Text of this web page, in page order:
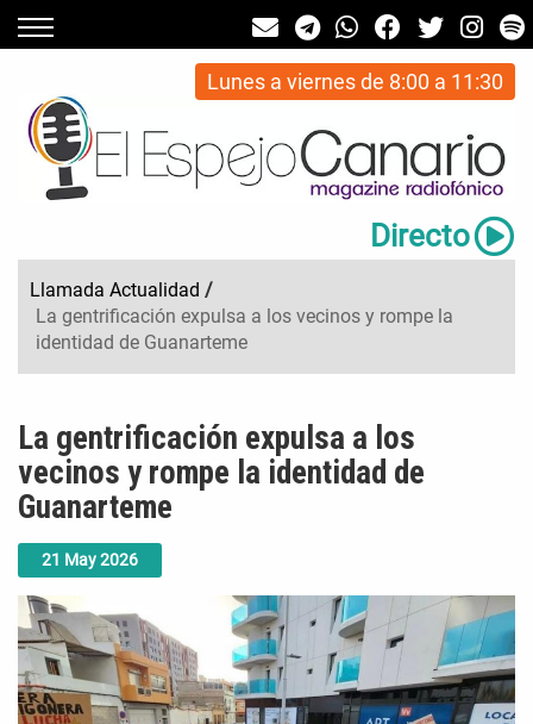
Lunes a viernes de 8:00 a 11:30
Directo
Llamada Actualidad /
La gentrificación expulsa a los vecinos y rompe la
identidad de Guanarteme
21 May2026
La gentrificación expulsa a los
vecinos y rompe la identidad de
Guanarteme